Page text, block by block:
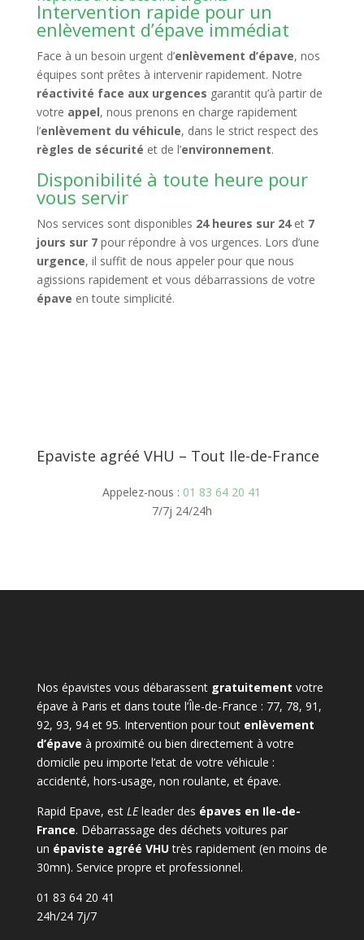
Intervention rapide pour un
enlèvement d’épave immédiat
Face à un besoin urgent d’enlèvement d’épave, nos
équipes sont prêtes à intervenir rapidement. Notre
réactivité face aux urgences garantit qu’à partir de
votre appel, nous prenons en charge rapidement
l’enlèvement du véhicule, dans le strict respect des
règles de sécurité et de l’environnement.
Disponibilité à toute heure pour
vous servir
Nos services sont disponibles 24 heures sur 24et 7
jours sur 7pour répondre à vos urgences. Lors d’une
urgence, il suffit de nous appeler pour que nous
agissions rapidement et vous débarrassions de votre
épave en toute simplicité.
Epaviste agréé VHU – Tout Ile-de-France
Appelez-nous : 01 83 64 20 41
7/7j 24/24h
Nos épavistes vous débarassent gratuitement votre
épave à Paris et dans toute l’Île-de-France : 77, 78, 91,
92, 93, 94 et 95. Intervention pour tout enlèvement
d’épave à proximité ou bien directement à votre
domicile peu importe l’etat de votre véhicule :
accidenté, hors-usage, non roulante, et épave.
Rapid Epave, est LEleader des épaves en Ile-de-
France. Débarrassage des déchets voitures par
un épaviste agréé VHUtrès rapidement (en moins de
30mn). Service propre et professionnel.
01 83 64 20 41
24h/24 7j/7